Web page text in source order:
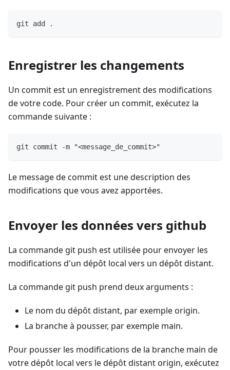
git add .
Enregistrer les changements
Un commit est un enregistrement des modifications
de votre code. Pour créer un commit, exécutez la
commande suivante :
git commit -m "<message_de_commit>"
Le message de commit est une description des
modifications que vous avez apportées.
Envoyer les données vers github
La commande git push est utilisée pour envoyer les
modifications d'un dépôt local vers un dépôt distant.
La commande git push prend deux arguments :
Le nom du dépôt distant, par exemple origin.
La branche à pousser, par exemple main.
Pour pousser les modifications de la branche main de
votre dépôt local vers le dépôt distant origin, exécutez